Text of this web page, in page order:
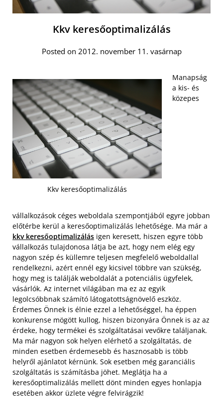
Kkv keresőoptimalizálás
Posted on 2012. november 11. vasárnap
Kkv keresőoptimalizálás
Manapság
a kis- és
közepes
vállalkozások céges weboldala szempontjából egyre jobban
előtérbe kerül a keresőoptimalizálás lehetősége. Ma már a
kkv keresőoptimalizálás igen keresett, hiszen egyre több
vállalkozás tulajdonosa látja be azt, hogy nem elég egy
nagyon szép és küllemre teljesen megfelelő weboldallal
rendelkezni, azért ennél egy kicsivel többre van szükség,
hogy meg is találják weboldalát a potenciális ügyfelek,
vásárlók. Az internet világában ma ez az egyik
legolcsóbbnak számító látogatottságnövelő eszköz.
Érdemes Önnek is élnie ezzel a lehetőséggel, ha éppen
konkurense mögött kullog, hiszen bizonyára Önnek is az az
érdeke, hogy termékei és szolgáltatásai vevőkre találjanak.
Ma már nagyon sok helyen elérhető a szolgáltatás, de
minden esetben érdemesebb és hasznosabb is több
helyről ajánlatot kérnünk. Sok esetben még garanciális
szolgáltatás is számításba jöhet. Meglátja ha a
keresőoptimalizálás mellett dönt minden egyes honlapja
esetében akkor üzlete végre felvirágzik!